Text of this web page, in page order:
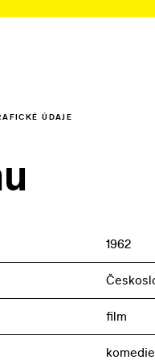
ÚDAJE
1962
film
komedie